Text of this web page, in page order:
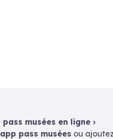
musées en ligne ›
pass musées ou